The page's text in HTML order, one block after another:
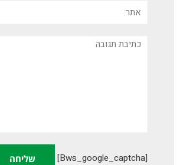
תגובה
[bws_google_captcha]